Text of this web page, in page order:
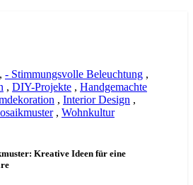
, - Stimmungsvolle Beleuchtung ,
, DIY-Projekte , Handgemachte
, Interior Design ,
, Wohnkultur
Kreative Ideen für eine